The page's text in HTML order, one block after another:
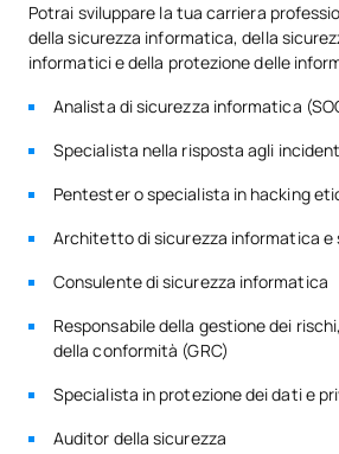
Potrai sviluppare la tua carriera
della sicurezza informatica, della
informatici e della protezione delle
Analista di sicurezza informatica
Specialista nella risposta agli
Pentester o specialista in hacking
Architetto di sicurezza informatica e
Consulente di sicurezza informatica
Responsabile della gestione dei
della conformità (GRC)
Specialista in protezione dei dati e
Auditor della sicurezza